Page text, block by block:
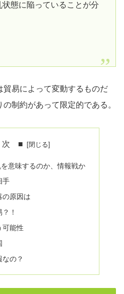
態に陥っていることが分
貿易によって変動するものだ
制約があって限定的である。
■
意味するのか、情報戦か
手
の原因は
！
可能性
の？